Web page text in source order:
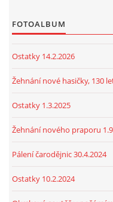
FOTOALBUM
Ostatky 14.2.2026
Žehnání nové hasičky, 130
Ostatky 1.3.2025
Žehnání nového praporu
Pálení čarodějnic 30.4.2024
Ostatky 10.2.2024